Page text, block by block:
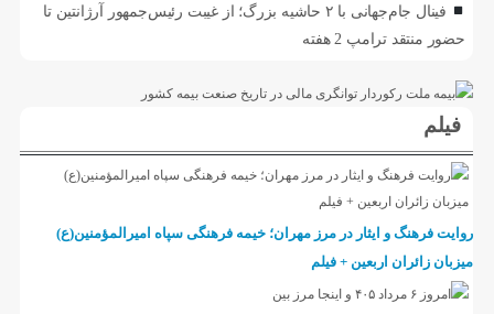
فینال جام‌جهانی با ۲ حاشیه بزرگ؛ از غیبت رئیس‌جمهور آرژانتین تا
حضور منتقد ترامپ 2 هفته
فیلم
روایت فرهنگ و ایثار در مرز مهران؛ خیمه فرهنگی سپاه امیرالمؤمنین(ع)
میزبان زائران اربعین + فیلم